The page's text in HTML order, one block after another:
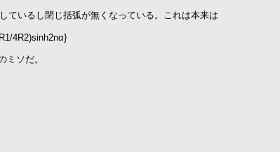
ているし閉じ括弧が無くなっている。これは本来は
4R2)sinh2nα}
ミソだ。